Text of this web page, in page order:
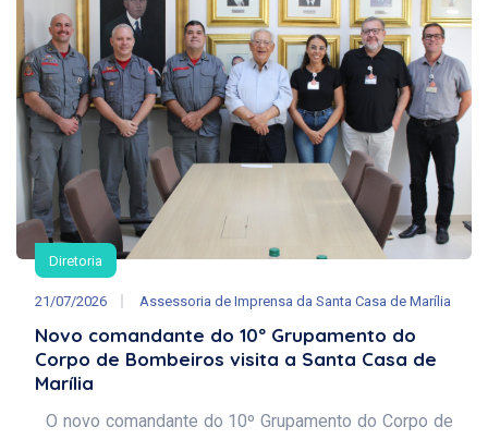
Diretoria
21/07/2026 Assessoria de Imprensa da Santa Casa de Marília
Novo comandante do 10º Grupamento do
Corpo de Bombeiros visita a Santa Casa de
Marília
O novo comandante do 10º Grupamento do Corpo de